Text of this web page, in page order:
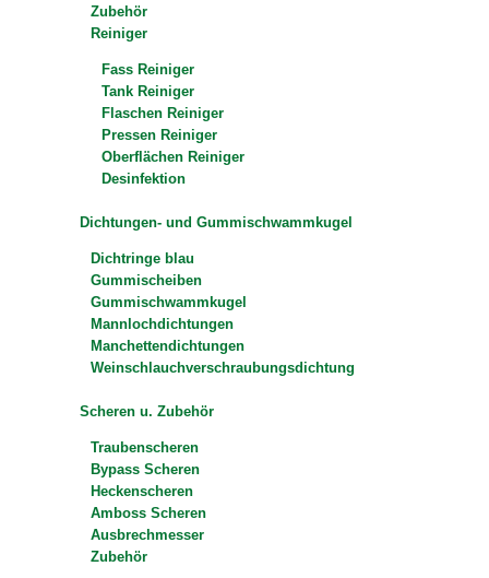
Zubehör
Reiniger
Fass Reiniger
Tank Reiniger
Flaschen Reiniger
Pressen Reiniger
Oberflächen Reiniger
Desinfektion
Dichtungen- und Gummischwammkugel
Dichtringe blau
Gummischeiben
Gummischwammkugel
Mannlochdichtungen
Manchettendichtungen
Weinschlauchverschraubungsdichtung
Scheren u. Zubehör
Traubenscheren
Bypass Scheren
Heckenscheren
Amboss Scheren
Ausbrechmesser
Zubehör